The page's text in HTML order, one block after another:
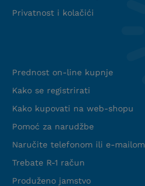
Privatnost i kolačići
Prednost on-line kupnje
Kako se registrirati
Kako kupovati na web-shopu
Pomoć za narudžbe
Naručite telefonom ili e-mailom
Trebate R-1 račun
Produženo jamstvo